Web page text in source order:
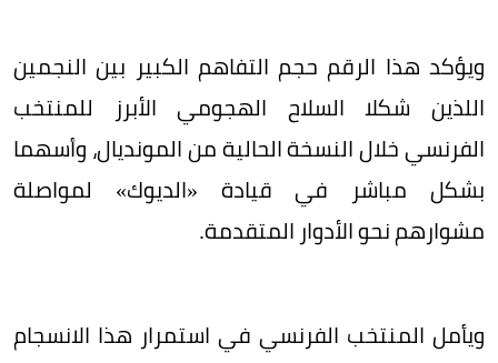
ويؤكد هذا الرقم حجم التفاهم الكبير بين النجمين
اللذين شكلا السلاح الهجومي الأبرز للمنتخب
الفرنسي خلال النسخة الحالية من المونديال، وأسهما
بشكل مباشر في قيادة «الديوك» لمواصلة
مشوارهم نحو الأدوار المتقدمة.
ويأمل المنتخب الفرنسي في استمرار هذا الانسجام